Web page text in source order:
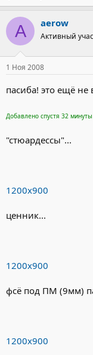
A aerow
Активный
1 Ноя 2008
пасиба! это ещё не
Добавлено спустя 32
"стюардессы"...
1200х900
ценник...
1200х900
фсё под ПМ (9мм)
1200х900